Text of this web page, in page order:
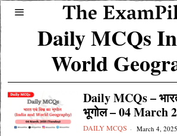
Daily MCQs
World
Daily MCQs –
भूगोल – 04 March
DAILY MCQS March 4, 2025